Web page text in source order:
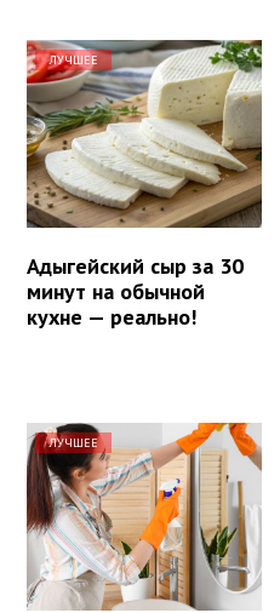
ЛУЧШЕЕ
Адыгейский сыр за 30
минут на обычной
кухне — реально!
ЛУЧШЕЕ